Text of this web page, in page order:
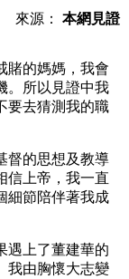
來源： 本網見證
賭的媽媽，我會
。所以見證中我
要去猜測我的職
督的思想及教導
信上帝，我一直
細節陪伴著我成
遇上了董建華的
我由胸懷大志變